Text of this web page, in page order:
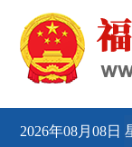
2026年08月08日